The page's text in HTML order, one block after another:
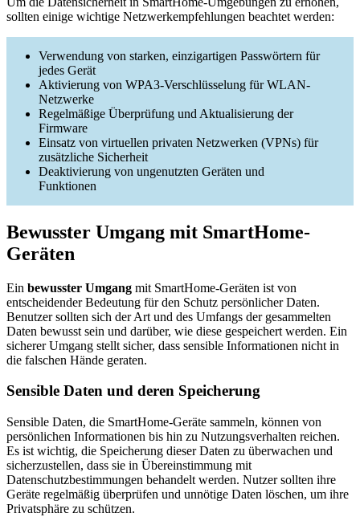
sollten einige wichtige Netzwerkempfehlungen beachtet werden:
Verwendung von starken, einzigartigen Passwörtern für
jedes Gerät
Aktivierung von WPA3-Verschlüsselung für WLAN-
Netzwerke
Regelmäßige Überprüfung und Aktualisierung der
Firmware
Einsatz von virtuellen privaten Netzwerken (VPNs) für
zusätzliche Sicherheit
Deaktivierung von ungenutzten Geräten und
Funktionen
Bewusster Umgang mit SmartHome-
Geräten
Ein bewusster Umgang mit SmartHome-Geräten ist von
entscheidender Bedeutung für den Schutz persönlicher Daten.
Benutzer sollten sich der Art und des Umfangs der gesammelten
Daten bewusst sein und darüber, wie diese gespeichert werden. Ein
sicherer Umgang stellt sicher, dass sensible Informationen nicht in
die falschen Hände geraten.
Sensible Daten und deren Speicherung
Sensible Daten, die SmartHome-Geräte sammeln, können von
persönlichen Informationen bis hin zu Nutzungsverhalten reichen.
Es ist wichtig, die Speicherung dieser Daten zu überwachen und
sicherzustellen, dass sie in Übereinstimmung mit
Datenschutzbestimmungen behandelt werden. Nutzer sollten ihre
Geräte regelmäßig überprüfen und unnötige Daten löschen, um ihre
Privatsphäre zu schützen.